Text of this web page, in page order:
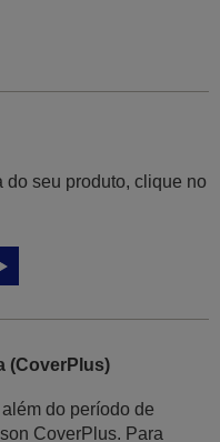
do seu produto, clique no
(CoverPlus)
do período de
CoverPlus. Para